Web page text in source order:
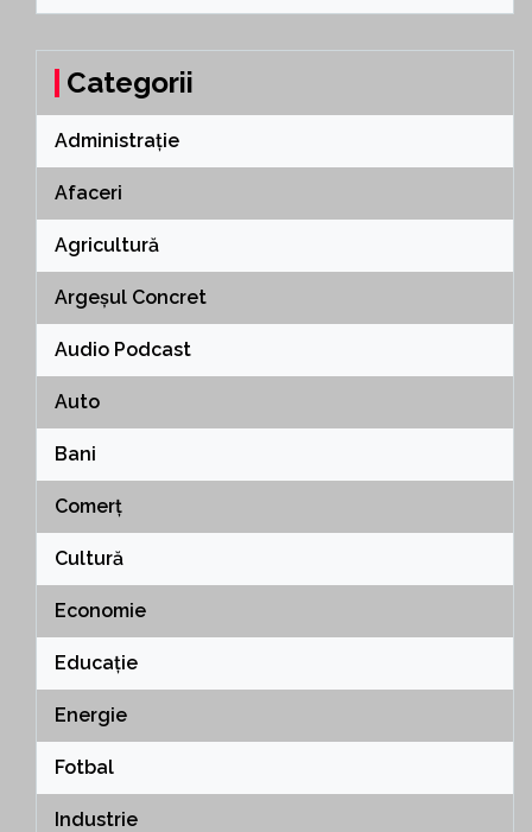
Categorii
Administrație
Afaceri
Agricultură
Argeșul Concret
Audio Podcast
Auto
Bani
Comerț
Cultură
Economie
Educație
Energie
Fotbal
Industrie